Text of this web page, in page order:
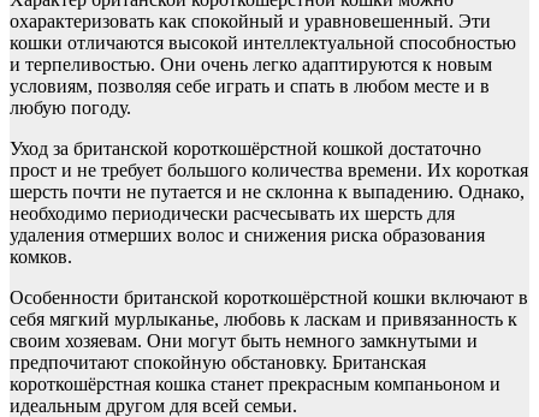
охарактеризовать как спокойный и уравновешенный. Эти
кошки отличаются высокой интеллектуальной способностью
и терпеливостью. Они очень легко адаптируются к новым
условиям, позволяя себе играть и спать в любом месте и в
любую погоду.
Уход за британской короткошёрстной кошкой достаточно
прост и не требует большого количества времени. Их короткая
шерсть почти не путается и не склонна к выпадению. Однако,
необходимо периодически расчесывать их шерсть для
удаления отмерших волос и снижения риска образования
комков.
Особенности британской короткошёрстной кошки включают в
себя мягкий мурлыканье, любовь к ласкам и привязанность к
своим хозяевам. Они могут быть немного замкнутыми и
предпочитают спокойную обстановку. Британская
короткошёрстная кошка станет прекрасным компаньоном и
идеальным другом для всей семьи.